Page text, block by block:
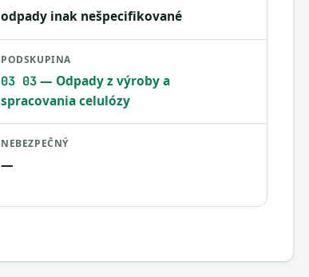
odpady inak nešpecifikované
PODSKUPINA
03 03— Odpady z výroby a
spracovania celulózy
NEBEZPEČNÝ
—